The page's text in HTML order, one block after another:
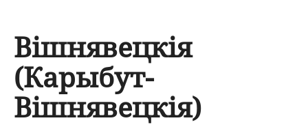
Вішнявецкія
(Карыбут-
Вішнявецкія)